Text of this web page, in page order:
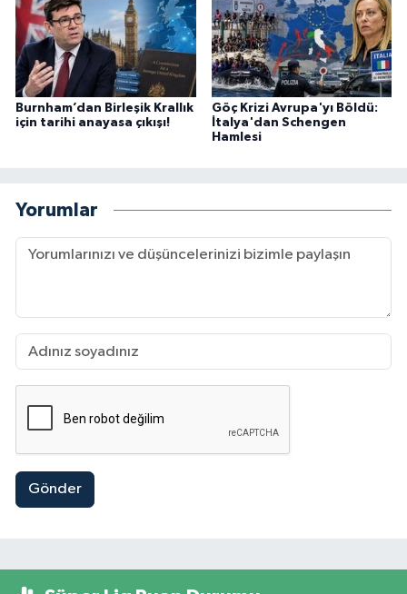
Burnham’dan Birleşik Krallık
için tarihi anayasa çıkışı!
Göç Krizi Avrupa'yı Böldü:
İtalya'dan Schengen
Hamlesi
Yorumlar
Gönder